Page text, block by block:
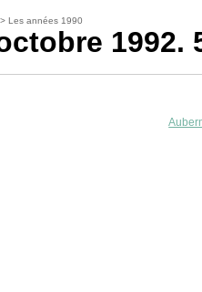
>Les années 1990
1992.